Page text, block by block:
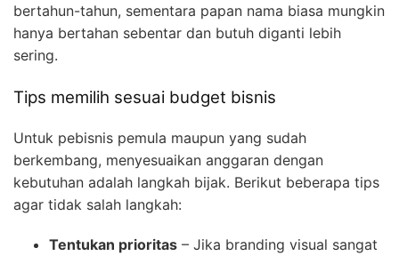
bertahun-tahun, sementara papan nama biasa mungkin
hanya bertahan sebentar dan butuh diganti lebih
sering.
Tips memilih sesuai budget bisnis
Untuk pebisnis pemula maupun yang sudah
berkembang, menyesuaikan anggaran dengan
kebutuhan adalah langkah bijak. Berikut beberapa tips
agar tidak salah langkah:
Tentukan prioritas – Jika branding visual sangat